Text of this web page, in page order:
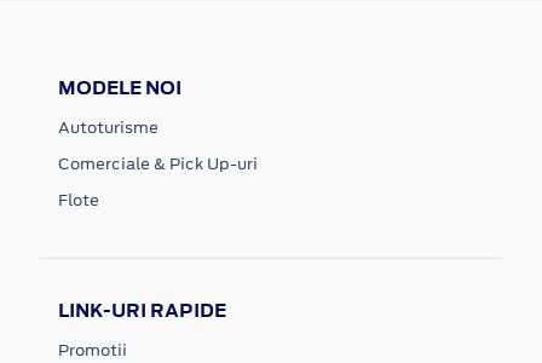
MODELE NOI
Autoturisme
Comerciale & Pick Up-uri
Flote
LINK-URI RAPIDE
Promotii